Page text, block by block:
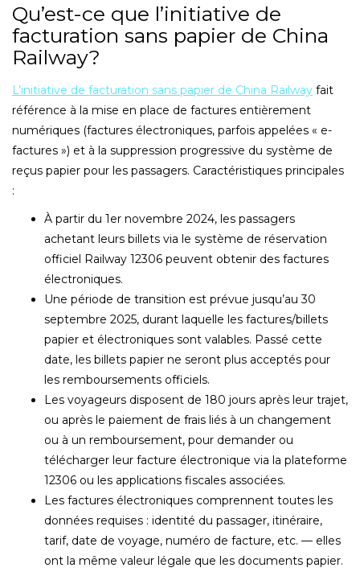
Qu’est-ce que l’initiative de
facturation sans papier de China
Railway?
L’initiative de facturation sans papier de China Railway fait
référence à la mise en place de factures entièrement
numériques (factures électroniques, parfois appelées « e-
factures ») et à la suppression progressive du système de
reçus papier pour les passagers. Caractéristiques principales
:
À partir du 1er novembre 2024, les passagers
achetant leurs billets via le système de réservation
officiel Railway 12306 peuvent obtenir des factures
électroniques.
Une période de transition est prévue jusqu’au 30
septembre 2025, durant laquelle les factures/billets
papier et électroniques sont valables. Passé cette
date, les billets papier ne seront plus acceptés pour
les remboursements officiels.
Les voyageurs disposent de 180 jours après leur trajet,
ou après le paiement de frais liés à un changement
ou à un remboursement, pour demander ou
télécharger leur facture électronique via la plateforme
12306 ou les applications fiscales associées.
Les factures électroniques comprennent toutes les
données requises : identité du passager, itinéraire,
tarif, date de voyage, numéro de facture, etc. — elles
ont la même valeur légale que les documents papier.